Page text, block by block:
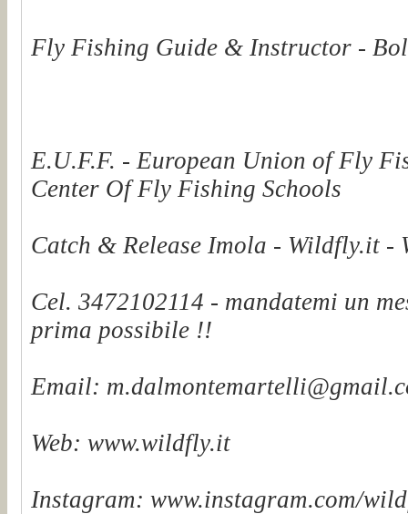
Fly Fishing Guide & Instructor -
E.U.F.F. - European Union of Fly
Center Of Fly Fishing Schools
Catch & Release Imola - Wildfly.it
Cel. 3472102114 - mandatemi un
prima possibile !!
Email:
Web: www.wildfly.it
Instagram: www.instagram.com/